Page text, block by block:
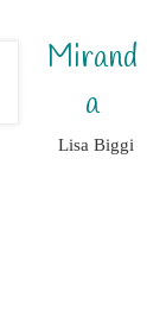
Mirand
a
Lisa Biggi